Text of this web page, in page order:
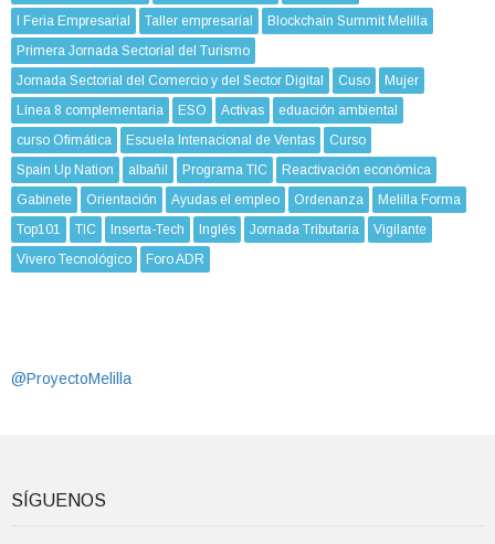
I Feria Empresarial
Taller empresarial
Blockchain Summit Melilla
Primera Jornada Sectorial del Turismo
Jornada Sectorial del Comercio y del Sector Digital
Cuso
Mujer
Línea 8 complementaria
ESO Activas
eduación ambiental
curso Ofimática
Escuela Intenacional de Ventas
Curso
Spain Up Nation
albañil Programa TIC
Reactivación económica
Gabinete
Orientación Ayudas el empleo Ordenanza
Melilla Forma
Top101
TIC Inserta-Tech Inglés Jornada Tributaria
Vigilante
Vivero Tecnológico
Foro ADR
@ProyectoMelilla
SÍGUENOS